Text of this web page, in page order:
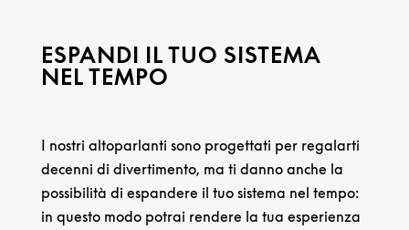
ESPANDI IL TUO SISTEMA
NEL TEMPO
I nostri altoparlanti sono progettati per regalarti
decenni di divertimento, ma ti danno anche la
possibilità di espandere il tuo sistema nel tempo:
in questo modo potrai rendere la tua esperienza